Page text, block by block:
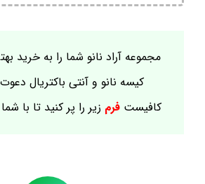
مجموعه آراد نانو شما را به خرید
کیسه نانو و آنتی باکتریال
کافیستفرم زیر را پر کنید تا با